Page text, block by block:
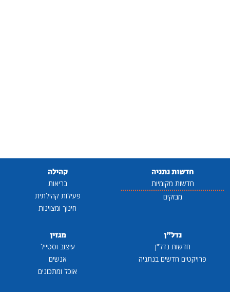
חדשות נתניה
חדשות מקומיות
מבזקים
קהילה
בריאות
פעילות קהילתית
חינוך ומצוינות
נדל"ן
חדשות נדל"ן
פרויקטים חדשים בנתניה
מגזין
עיצוב וסטייל
אנשים
אוכל ומתכונים